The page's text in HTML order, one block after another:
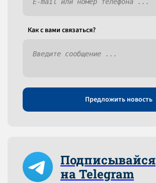
Как c вами связаться?
Предложить новость
Подписывайся
на Telegram